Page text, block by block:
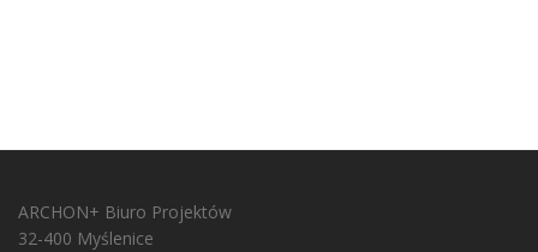
ARCHON+ Biuro Projektów
32-400 Myślenice